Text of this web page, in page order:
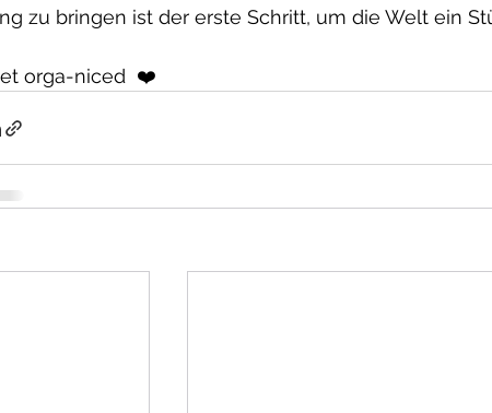
zu bringen ist der erste Schritt, um die Welt ein
orga-niced  ❤️